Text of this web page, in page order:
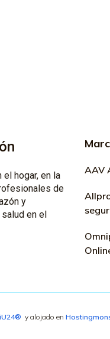
hogar, en la
de
y
en el
AAV
y alojado en